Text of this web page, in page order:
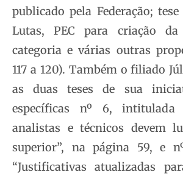
publicado pela Federação;
Lutas, PEC para criação da
categoria e várias outras
117 a 120). Também o filiado
as duas teses de sua
específicas nº 6,
analistas e técnicos devem
superior”, na página 59, e
“Justificativas atualizadas